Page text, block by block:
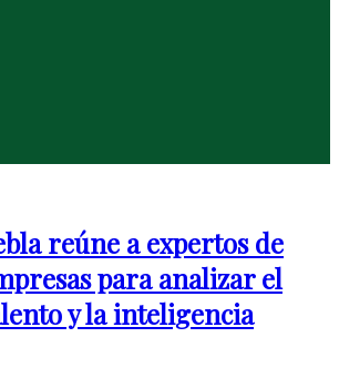
reúne a expertos de
para analizar el
y la inteligencia